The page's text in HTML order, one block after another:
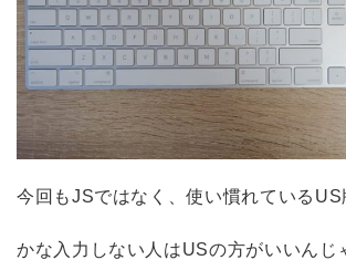
今回もJSではなく、使い慣れているUS
かな入力しない人はUSの方がいいんじ